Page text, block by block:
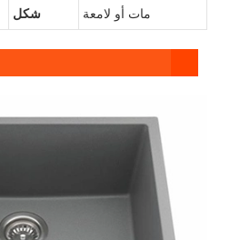
شكل مات أو لامعة